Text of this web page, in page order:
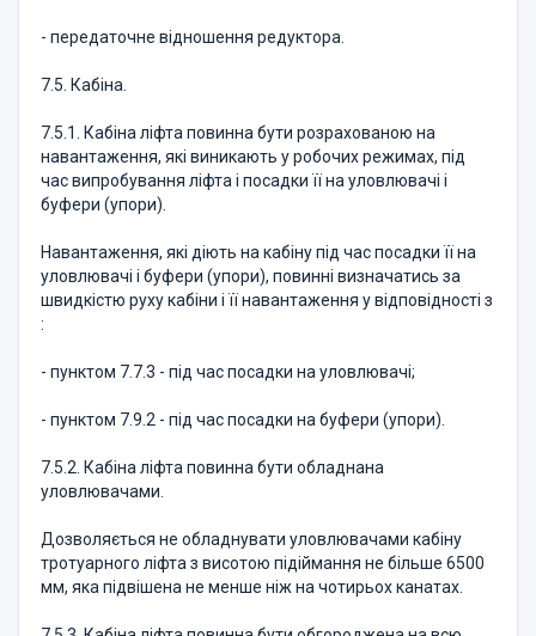
- передаточне відношення редуктора.
7.5. Кабіна.
7.5.1. Кабіна ліфта повинна бути розрахованою на
навантаження, які виникають у робочих режимах, під
час випробування ліфта і посадки її на уловлювачі і
буфери (упори).
Навантаження, які діють на кабіну під час посадки її на
уловлювачі і буфери (упори), повинні визначатись за
швидкістю руху кабіни і її навантаження у відповідності з
:
- пунктом 7.7.3 - під час посадки на уловлювачі;
- пунктом 7.9.2 - під час посадки на буфери (упори).
7.5.2. Кабіна ліфта повинна бути обладнана
уловлювачами.
Дозволяється не обладнувати уловлювачами кабіну
тротуарного ліфта з висотою підіймання не більше 6500
мм, яка підвішена не менше ніж на чотирьох канатах.